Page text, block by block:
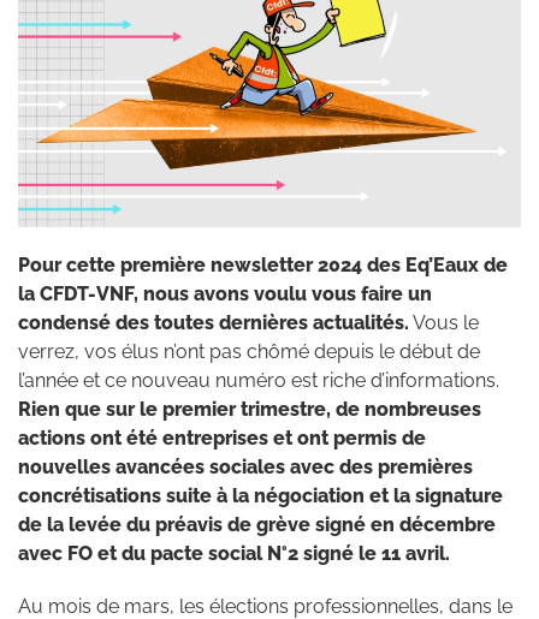
Pour cette première newsletter 2024 des Eq’Eaux de
la CFDT-VNF, nous avons voulu vous faire un
condensé des toutes dernières actualités. Vous le
verrez, vos élus n’ont pas chômé depuis le début de
l’année et ce nouveau numéro est riche d’informations.
Rien que sur le premier trimestre, de nombreuses
actions ont été entreprises et ont permis de
nouvelles avancées sociales avec des premières
concrétisations suite à la négociation et la signature
de la levée du préavis de grève signé en décembre
avec FO et du pacte social N°2 signé le 11 avril.
Au mois de mars, les élections professionnelles, dans le